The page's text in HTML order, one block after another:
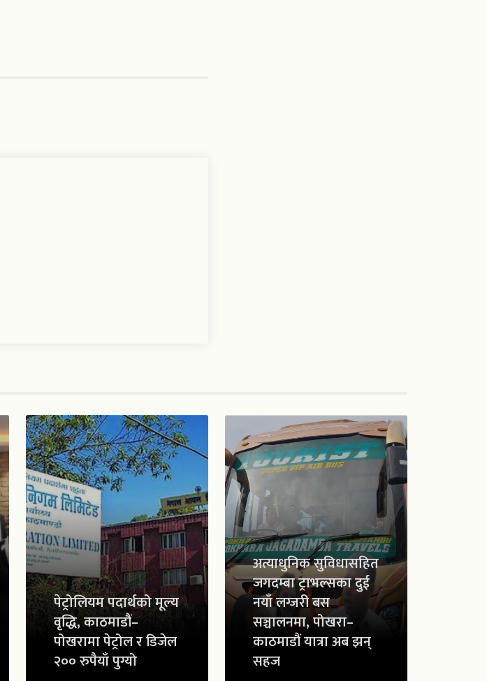
पेट्रोलियम पदार्थको मूल्य
वृद्धि, काठमाडौं–
पोखरामा पेट्रोल र डिजेल
२०० रुपैयाँ पुग्यो
अत्याधुनिक सुविधासहित
जगदम्बा ट्राभल्सका दुई
नयाँ लग्जरी बस
सञ्चालनमा, पोखरा–
काठमाडौं यात्रा अब झन्
सहज